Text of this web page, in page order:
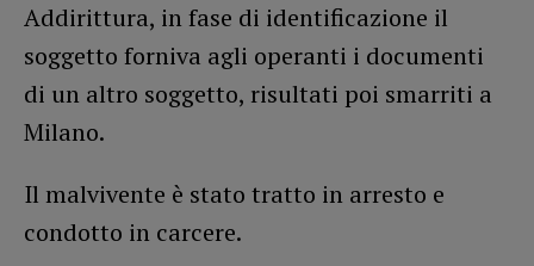
Addirittura, in fase di identificazione il
soggetto forniva agli operanti i documenti
di un altro soggetto, risultati poi smarriti a
Milano.
Il malvivente è stato tratto in arresto e
condotto in carcere.